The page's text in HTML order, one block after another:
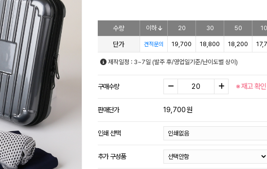
수량 이하 20 30 50
단가 견적문의 19,700 18,800 18,200
제작일정 : 3~7일 (발주 후/영업일기준/난이도별 상이)
구매수량 ※ 재고 확
판매단가 19,700원
인쇄 선택
추가 구성품